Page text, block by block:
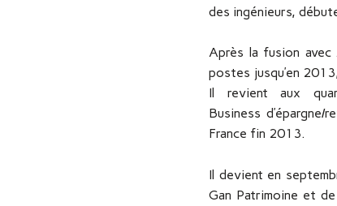
des ingénieurs,
Après la fusion
postes jusqu’en
Il revient aux
Business
France fin 2013.
Il devient en
Gan Patrimoine et